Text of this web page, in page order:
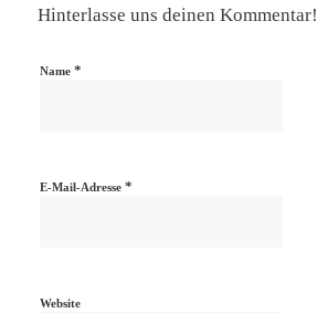
Hinterlasse uns deinen Kommentar!
Name *
E-Mail-Adresse *
Website